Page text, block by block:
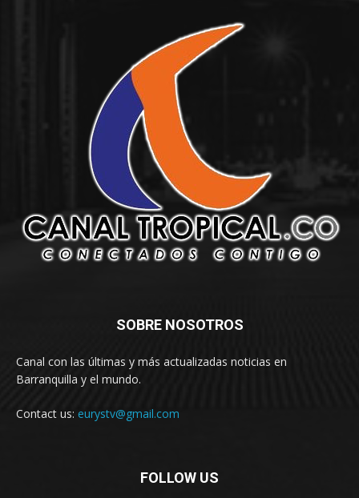
SOBRE NOSOTROS
Canal con las últimas y más actualizadas noticias en
Barranquilla y el mundo.
Contact us: eurystv@gmail.com
FOLLOW US